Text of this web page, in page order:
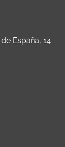
España, 14